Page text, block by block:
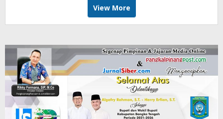
View More